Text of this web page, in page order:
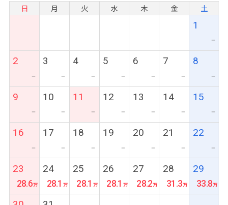
日 月 火 水 木 金 土
1
ー
2
ー
3
ー
4
ー
5
ー
6
ー
7
ー
8
ー
9
ー
10
ー
11
ー
12
ー
13
ー
14
ー
15
ー
16
ー
17
ー
18
ー
19
ー
20
ー
21
ー
22
ー
23
28.6
24
28.1
25
28.1
26
28.1
27
28.2
28
31.3
29
33.8